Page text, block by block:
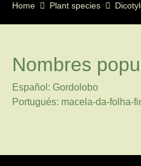
Home Plant species
Nombres
Español: Gordolobo
Portugués: macela-da-folha-